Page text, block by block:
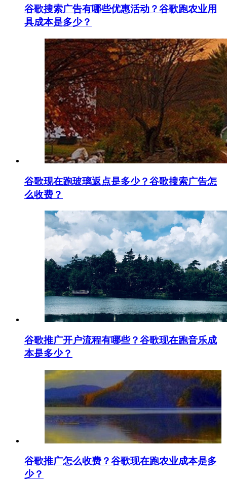
谷歌搜索广告有哪些优惠活动？谷歌跑农业用
具成本是多少？
谷歌现在跑玻璃返点是多少？谷歌搜索广告怎
么收费？
谷歌推广开户流程有哪些？谷歌现在跑音乐成
本是多少？
谷歌推广怎么收费？谷歌现在跑农业成本是多
少？